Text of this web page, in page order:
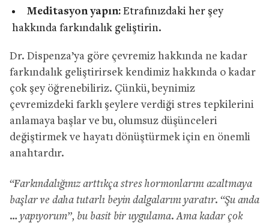
Meditasyon yapın: Etrafınızdaki her şey
hakkında farkındalık geliştirin.
Dr. Dispenza’ya göre çevremiz hakkında ne kadar
farkındalık geliştirirsek kendimiz hakkında o kadar
çok şey öğrenebiliriz. Çünkü, beynimiz
çevremizdeki farklı şeylere verdiği stres tepkilerini
anlamaya başlar ve bu, olumsuz düşünceleri
değiştirmek ve hayatı dönüştürmek için en önemli
anahtardır.
“Farkındalığınız arttıkça stres hormonlarını azaltmaya
başlar ve daha tutarlı beyin dalgalarını yaratır. “Şu anda
… yapıyorum”, bu basit bir uygulama. Ama kadar çok